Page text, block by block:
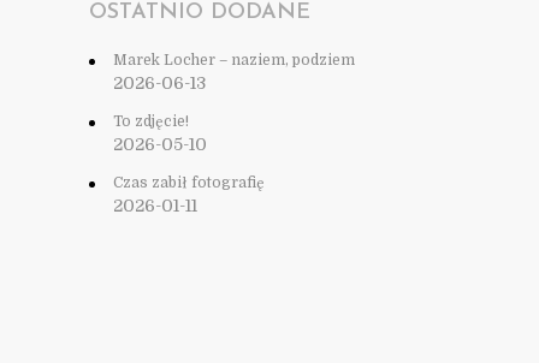
OSTATNIO DODANE
Marek Locher – naziem, podziem
2026-06-13
To zdjęcie!
2026-05-10
Czas zabił fotografię
2026-01-11